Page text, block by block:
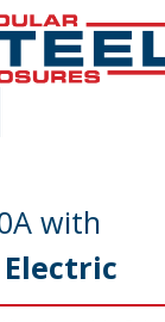
with